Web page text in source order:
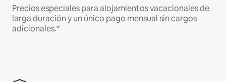
Precios especiales para alojamientos vacacionales de
larga duración y un único pago mensual sin cargos
adicionales.*